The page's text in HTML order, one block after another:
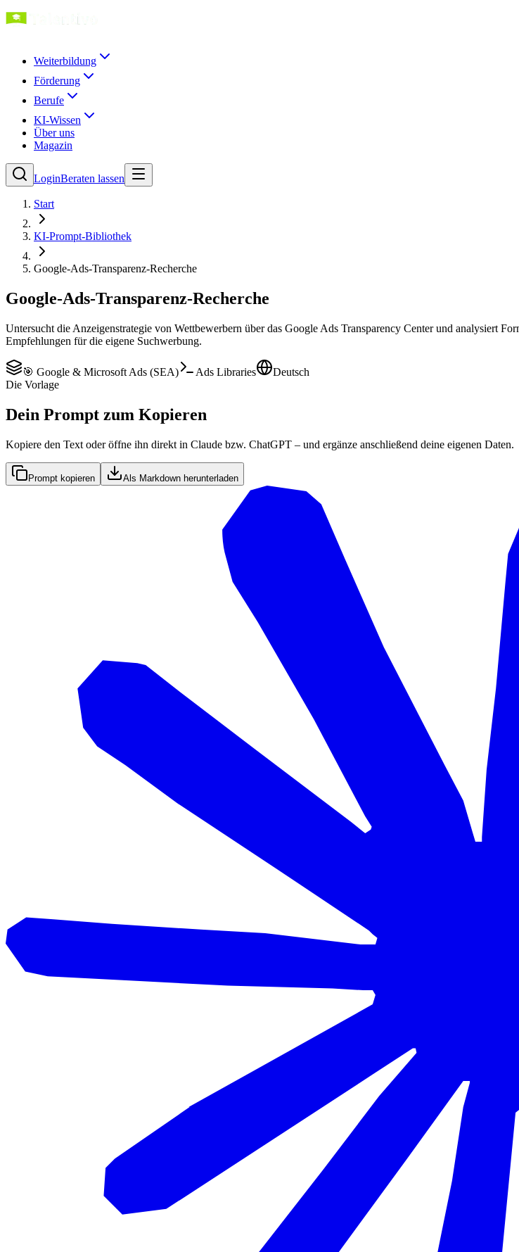
Weiterbildung
Förderung
Berufe
KI-Wissen
Über uns
Magazin
LoginBeraten lassen
Start
KI-Prompt-Bibliothek
Google-Ads-Transparenz-Recherche
Google-Ads-Transparenz-Recherche
Untersucht die Anzeigenstrategie von Wettbewerbern über das Google Ads Transparency Center und analysiert
Empfehlungen für die eigene Suchwerbung.
🎯 Google & Microsoft Ads (SEA) Ads Libraries
Deutsch
Die Vorlage
Dein Prompt zum Kopieren
Kopiere den Text oder öffne ihn direkt in Claude bzw. ChatGPT – und ergänze anschließend deine eigenen Daten.
Prompt kopieren Als Markdown herunterladen